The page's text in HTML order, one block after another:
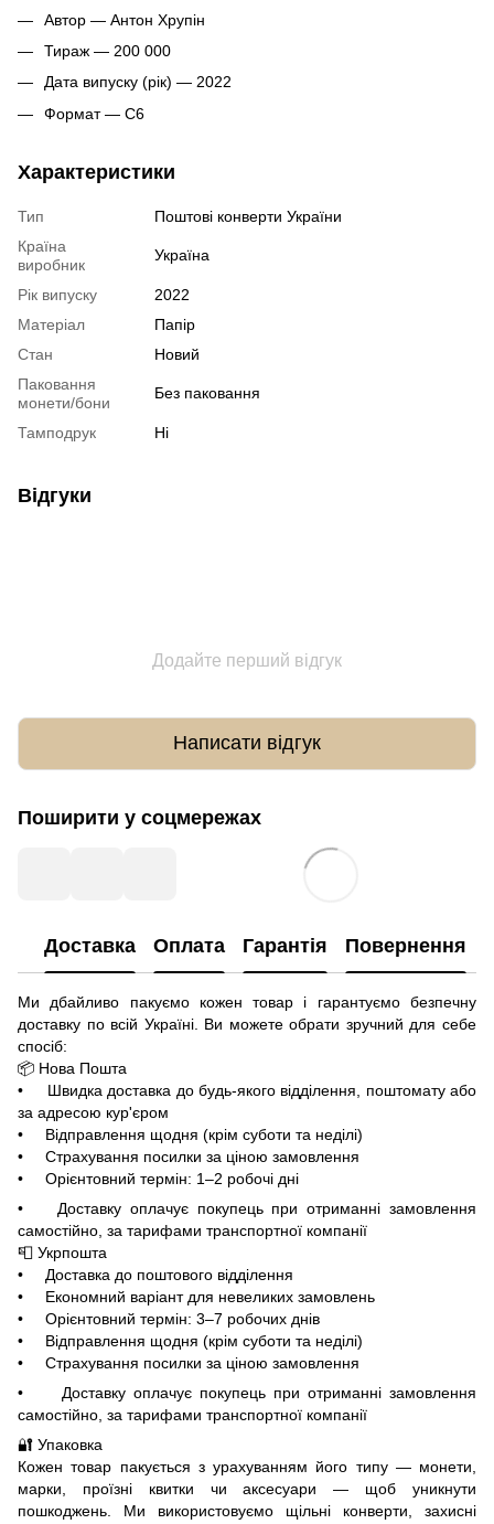
Автор — Антон Хрупін
Тираж — 200 000
Дата випуску (рік) — 2022
Формат — C6
Характеристики
Тип
Поштові конверти України
Країна
виробник
Україна
Рік випуску
2022
Матеріал
Папір
Стан
Новий
Паковання
монети/бони
Без паковання
Тамподрук Ні
Відгуки
Додайте перший відгук
Написати відгук
Поширити у соцмережах
Доставка Оплата Гарантія Повернення
Ми дбайливо пакуємо кожен товар і гарантуємо безпечну
доставку по всій Україні. Ви можете обрати зручний для себе
спосіб:
📦 Нова Пошта
• Швидка доставка до будь-якого відділення, поштомату або
за адресою кур'єром
• Відправлення щодня (крім суботи та неділі)
• Страхування посилки за ціною замовлення
• Орієнтовний термін: 1–2 робочі дні
• Доставку оплачує покупець при отриманні замовлення
самостійно, за тарифами транспортної компанії
📮 Укрпошта
• Доставка до поштового відділення
• Економний варіант для невеликих замовлень
• Орієнтовний термін: 3–7 робочих днів
• Відправлення щодня (крім суботи та неділі)
• Страхування посилки за ціною замовлення
• Доставку оплачує покупець при отриманні замовлення
самостійно, за тарифами транспортної компанії
🔐 Упаковка
Кожен товар пакується з урахуванням його типу — монети,
марки, проїзні квитки чи аксесуари — щоб уникнути
пошкоджень. Ми використовуємо щільні конверти, захисні